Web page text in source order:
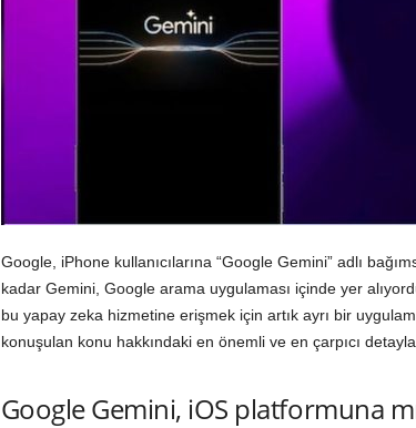
m
Google, iPhone kullanıcılarına “Google Gemini” adlı
kadar Gemini, Google arama uygulaması içinde yer
bu yapay zeka hizmetine erişmek için artık ayrı bir
konuşulan konu hakkındaki en önemli ve en çarpıcı
Google Gemini, iOS platformuna